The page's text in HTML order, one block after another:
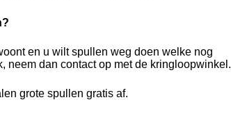
en u wilt spullen weg doen welke nog
neem dan contact op met de kringloopwinkel.
grote spullen gratis af.